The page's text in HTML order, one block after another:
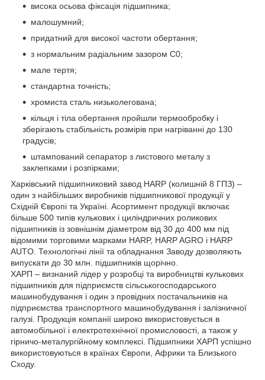
висока осьова фіксація підшипника;
малошумний;
придатний для високої частоти обертання;
з нормальним радіальним зазором С0;
мале тертя;
стандартна точність;
хромиста сталь низьколегована;
кільця і тіла обертання пройшли термообробку і
зберігають стабільність розмірів при нагріванні до 130
градусів;
штампований сепаратор з листового металу з
заклепками і розпірками;
Харківський підшипниковий завод HARP (колишній 8 ГПЗ) –
один з найбільших виробників підшипникової продукції у
Східній Європі та Україні. Асортимент продукції включає
більше 500 типів кулькових і циліндричних роликових
підшипників із зовнішнім діаметром від 30 до 400 мм під
відомими торговими марками HARP, HARP AGRO і HARP
AUTO. Технологічні лінії та обладнання Заводу дозволяють
випускати до 30 млн. підшипників щорічно.
ХАРП – визнаний лідер у розробці та виробництві кулькових
підшипників для підприємств сільськогосподарського
машинобудування і один з провідних постачальників на
підприємства транспортного машинобудування і залізничної
галузі. Продукція компанії широко використовується в
автомобільної і електротехнічної промисловості, а також у
гірничо-металургійному комплексі. Підшипники ХАРП успішно
використовуються в країнах Європи, Африки та Близького
Сходу.